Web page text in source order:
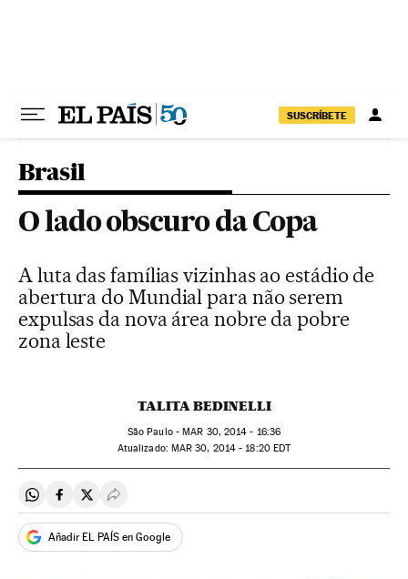
SUSCRÍBETE
Brasil
O lado obscuro da Copa
A luta das famílias vizinhas ao estádio de
abertura do Mundial para não serem
expulsas da nova área nobre da pobre
zona leste
TALITA BEDINELLI
São Paulo -MAR 30, 2014 - 16:36
atualizado: MAR 30, 2014 - 18:20EDT
Compartir en Whatsapp
Compartir en Facebook
Compartir en Twitter
Desplegar Redes Sociales
Añadir EL PAÍS en Google